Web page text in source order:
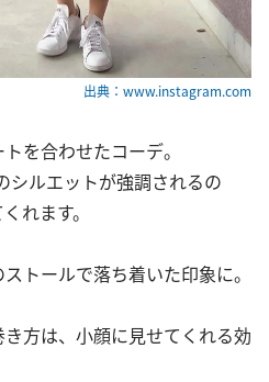
出典：www.instagram.com
を合わせたコーデ。
シルエットが強調されるの
れます。
トールで落ち着いた印象に。
方は、小顔に見せてくれる効